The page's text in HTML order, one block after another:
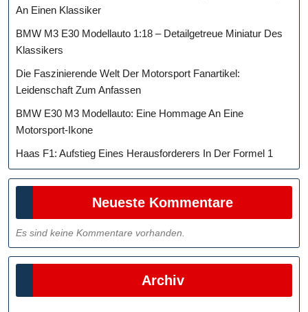
An Einen Klassiker
BMW M3 E30 Modellauto 1:18 – Detailgetreue Miniatur Des
Klassikers
Die Faszinierende Welt Der Motorsport Fanartikel:
Leidenschaft Zum Anfassen
BMW E30 M3 Modellauto: Eine Hommage An Eine
Motorsport-Ikone
Haas F1: Aufstieg Eines Herausforderers In Der Formel 1
Neueste Kommentare
Es sind keine Kommentare vorhanden.
Archiv